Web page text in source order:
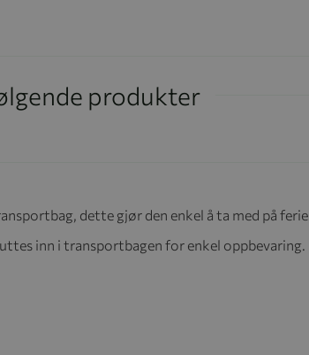
dette gjør den enkel å ta med på ferie.
inn i transportbagen for enkel oppbevaring.
produkter